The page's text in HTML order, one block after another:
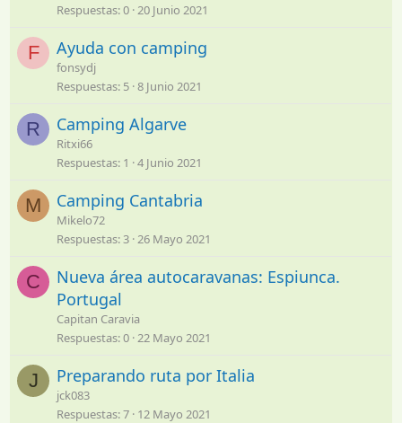
Respuestas 0 20 Junio 2021
F Ayuda con camping
fonsydj
Respuestas 5 8 Junio 2021
R Camping Algarve
Ritxi66
Respuestas 1 4 Junio 2021
M Camping Cantabria
Mikelo72
Respuestas 3 26 Mayo 2021
C
Nueva área autocaravanas: Espiunca.
Portugal
Capitan Caravia
Respuestas 0 22 Mayo 2021
J Preparando ruta por Italia
jck083
Respuestas 7 12 Mayo 2021